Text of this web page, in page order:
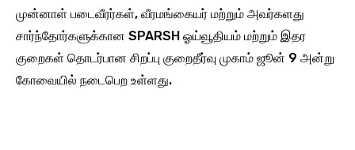
முன்னாள் படைவீரர்கள், வீரமங்கையர் மற்றும் அவர்களது
சார்ந்தோர்களுக்கான SPARSH ஓய்வூதியம் மற்றும் இதர
குறைகள் தொடர்பான சிறப்பு குறைதீர்வு முகாம் ஜூன் 9 அன்று
கோவையில் நடைபெற உள்ளது.